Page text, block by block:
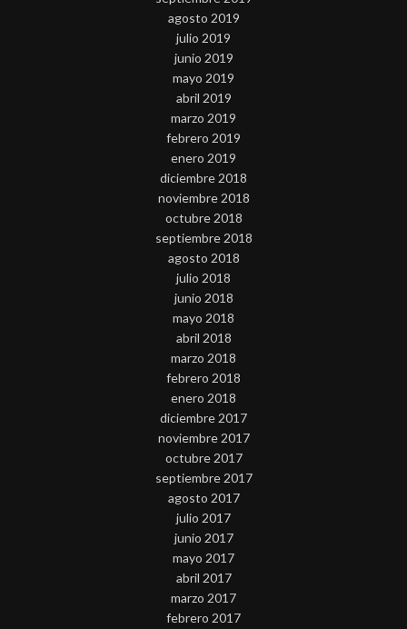
agosto 2019
julio 2019
junio 2019
mayo 2019
abril 2019
marzo 2019
febrero 2019
enero 2019
diciembre 2018
noviembre 2018
octubre 2018
septiembre 2018
agosto 2018
julio 2018
junio 2018
mayo 2018
abril 2018
marzo 2018
febrero 2018
enero 2018
diciembre 2017
noviembre 2017
octubre 2017
septiembre 2017
agosto 2017
julio 2017
junio 2017
mayo 2017
abril 2017
marzo 2017
febrero 2017